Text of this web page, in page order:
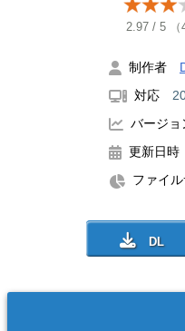
2.97 / 5 （
制作者
対応
バージ
更新日時
ファイ